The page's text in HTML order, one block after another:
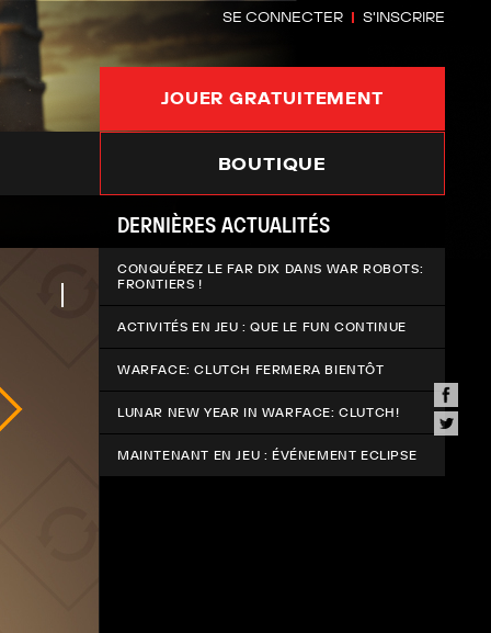
SE CONNECTER S'INSCRIRE
JOUER GRATUITEMENT
BOUTIQUE
DERNIÈRES ACTUALITÉS
CONQUÉREZ LE FAR DIX DANS WAR ROBOTS:
FRONTIERS !
ACTIVITÉS EN JEU : QUE LE FUN CONTINUE
WARFACE: CLUTCH FERMERA BIENTÔT
LUNAR NEW YEAR IN WARFACE: CLUTCH!
MAINTENANT EN JEU : ÉVÉNEMENT ECLIPSE